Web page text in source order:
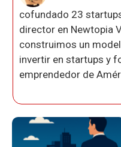
cofundado 23
director en Newtopia
construimos un
invertir en startups y
emprendedor de